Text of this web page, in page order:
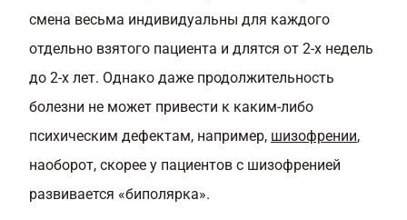
смена весьма индивидуальны для каждого
отдельно взятого пациента и длятся от 2-х недель
до 2-х лет. Однако даже продолжительность
болезни не может привести к каким-либо
психическим дефектам, например, шизофрении,
наоборот, скорее у пациентов с шизофренией
развивается «биполярка».